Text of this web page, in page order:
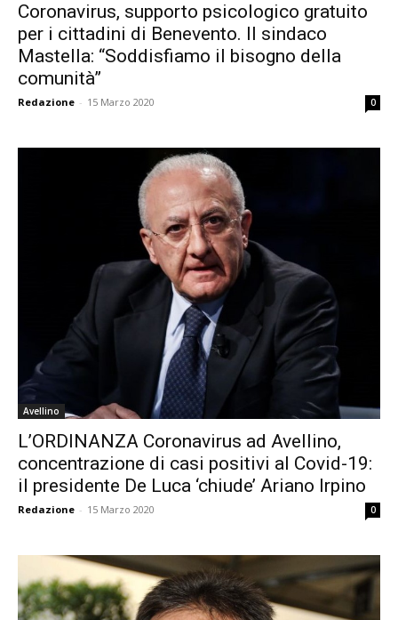
Coronavirus, supporto psicologico gratuito
per i cittadini di Benevento. Il sindaco
Mastella: “Soddisfiamo il bisogno della
comunità”
Redazione - 15 Marzo 2020 0
Avellino
L’ORDINANZA Coronavirus ad Avellino,
concentrazione di casi positivi al Covid-19:
il presidente De Luca ‘chiude’ Ariano Irpino
Redazione - 15 Marzo 2020 0